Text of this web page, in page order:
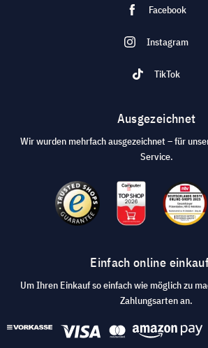
Facebook
Instagram
TikTok
Ausgezeichnet
Wir wurden mehrfach ausgezeichnet – für
Service.
Einfach online
Um Ihren Einkauf so einfach wie möglich zu
Zahlungsarten an.